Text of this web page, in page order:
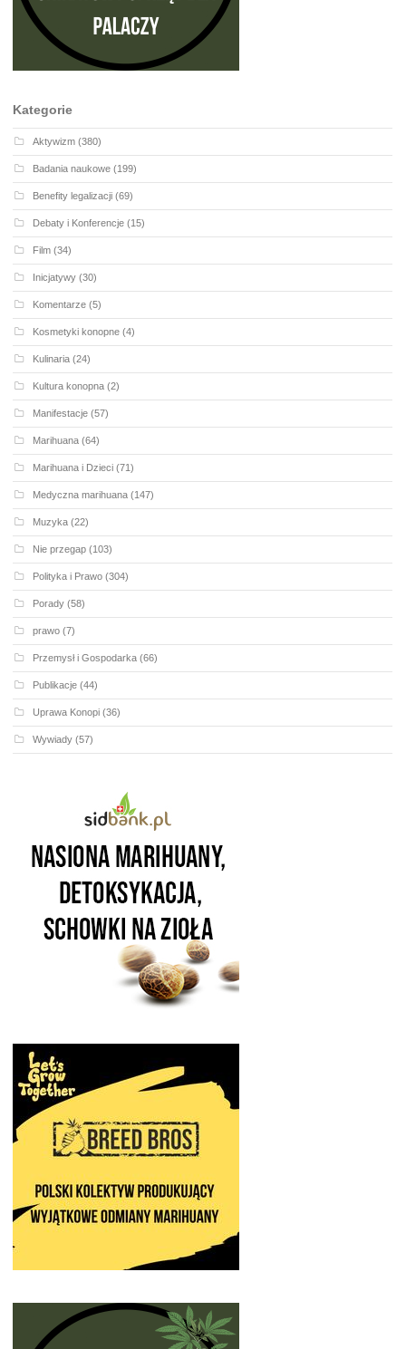
Kategorie
Aktywizm (380)
Badania naukowe (199)
Benefity legalizacji (69)
Debaty i Konferencje (15)
Film (34)
Inicjatywy (30)
Komentarze (5)
Kosmetyki konopne (4)
Kulinaria (24)
Kultura konopna (2)
Manifestacje (57)
Marihuana (64)
Marihuana i Dzieci (71)
Medyczna marihuana (147)
Muzyka (22)
Nie przegap (103)
Polityka i Prawo (304)
Porady (58)
prawo (7)
Przemysł i Gospodarka (66)
Publikacje (44)
Uprawa Konopi (36)
Wywiady (57)